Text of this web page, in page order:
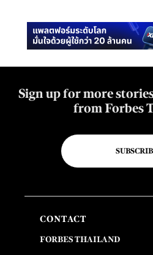
Sign up for more
from Forbes
CONTACT
FORBES THAILAND